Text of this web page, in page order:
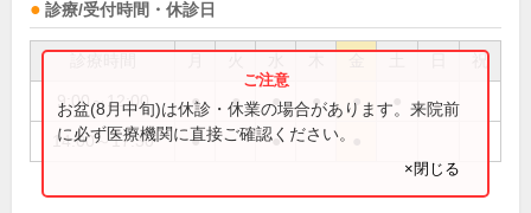
診療/受付時間・休診日
祝
9:00～12:00 ● ● ● ● ●
14:00～17:30 ● ●
お盆(8月中旬)は休診・休業の場合があります。来院前
に必ず医療機関に直接ご確認ください。
×閉じる